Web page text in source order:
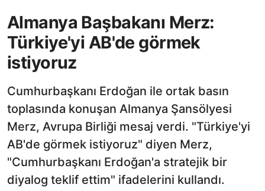
Almanya Başbakanı Merz:
Türkiye'yi AB'de görmek
istiyoruz
Cumhurbaşkanı Erdoğan ile ortak basın
toplasında konuşan Almanya Şansölyesi
Merz, Avrupa Birliği mesaj verdi. "Türkiye'yi
AB'de görmek istiyoruz" diyen Merz,
"Cumhurbaşkanı Erdoğan'a stratejik bir
diyalog teklif ettim" ifadelerini kullandı.